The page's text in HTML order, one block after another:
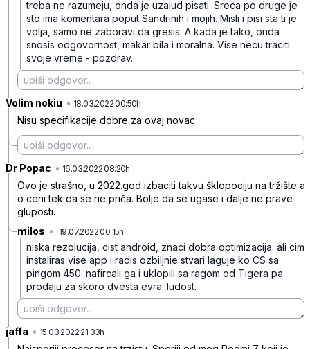
treba ne razumeju, onda je uzalud pisati. Sreca po druge je
sto ima komentara poput Sandrinih i mojih. Misli i pisi sta ti je
volja, samo ne zaboravi da gresis. A kada je tako, onda
snosis odgovornost, makar bila i moralna. Vise necu traciti
svoje vreme - pozdrav.
Volim nokiu • 18.03.2022 00:50h
Nisu specifikacije dobre za ovaj novac
Dr Popac • 16.03.2022 08:20h
Ovo je strašno, u 2022.god izbaciti takvu šklopociju na tržište a
o ceni tek da se ne priča. Bolje da se ugase i dalje ne prave
gluposti.
milos • 19.07.2022 00:15h
niska rezolucija, cist android, znaci dobra optimizacija. ali cim
instaliras vise app i radis ozbiljnie stvari laguje ko CS sa
pingom 450. nafircali ga i uklopili sa ragom od Tigera pa
prodaju za skoro dvesta evra. ludost.
jaffa • 15.03.2022 21:33h